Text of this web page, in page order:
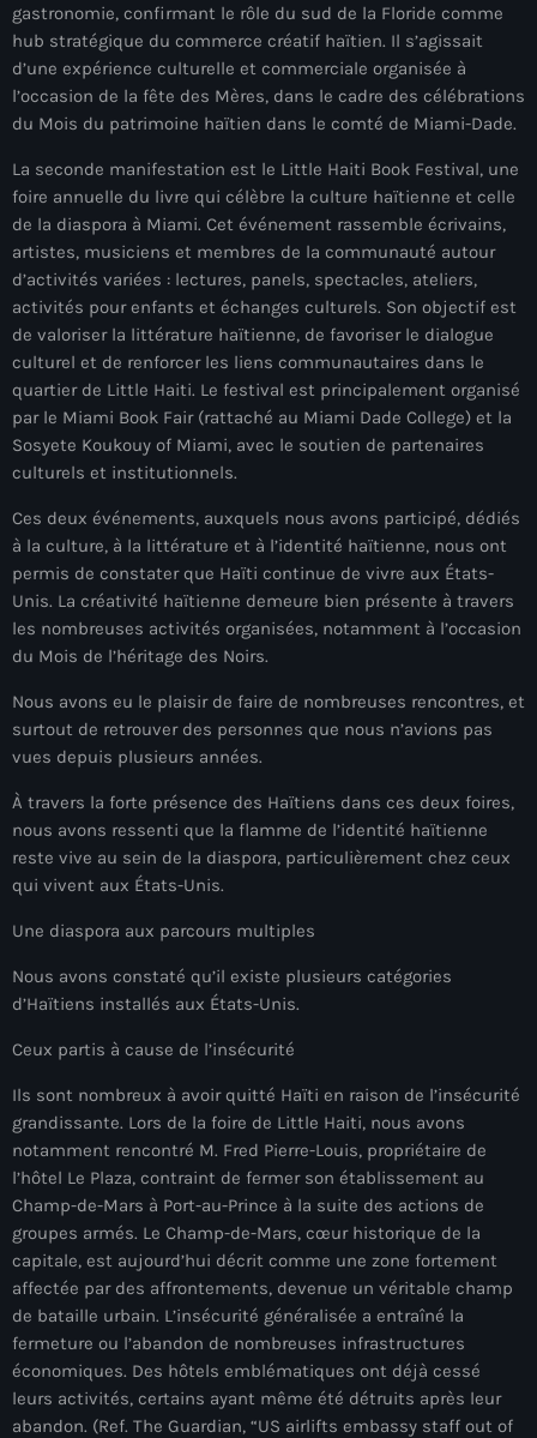
juin 2025
mai 2025
avril 2025
mars 2025
février 2025
janvier 2025
décembre 2024
novembre 2024
octobre 2024
septembre 2024
juillet 2024
juin 2024
mai 2024
Catégories
: Internet Haiti
‘Pwogram Biden
#HPK
#KPK
#NouBoukeTann
#Woyyycolumn
1804 Renaissance
1937 parsley massacre
2024 election
2024 Elections
2024 Paris Olympics
gastronomie, confirmant le rôle du sud de la Floride comme
hub stratégique du commerce créatif haïtien. Il s’agissait
d’une expérience culturelle et commerciale organisée à
l’occasion de la fête des Mères, dans le cadre des célébrations
du Mois du patrimoine haïtien dans le comté de Miami-Dade.
La seconde manifestation est le Little Haiti Book Festival, une
foire annuelle du livre qui célèbre la culture haïtienne et celle
de la diaspora à Miami. Cet événement rassemble écrivains,
artistes, musiciens et membres de la communauté autour
d’activités variées : lectures, panels, spectacles, ateliers,
activités pour enfants et échanges culturels. Son objectif est
de valoriser la littérature haïtienne, de favoriser le dialogue
culturel et de renforcer les liens communautaires dans le
quartier de Little Haiti. Le festival est principalement organisé
par le Miami Book Fair (rattaché au Miami Dade College) et la
Sosyete Koukouy of Miami, avec le soutien de partenaires
culturels et institutionnels.
Ces deux événements, auxquels nous avons participé, dédiés
à la culture, à la littérature et à l’identité haïtienne, nous ont
permis de constater que Haïti continue de vivre aux États-
Unis. La créativité haïtienne demeure bien présente à travers
les nombreuses activités organisées, notamment à l’occasion
du Mois de l’héritage des Noirs.
Nous avons eu le plaisir de faire de nombreuses rencontres, et
surtout de retrouver des personnes que nous n’avions pas
vues depuis plusieurs années.
À travers la forte présence des Haïtiens dans ces deux foires,
nous avons ressenti que la flamme de l’identité haïtienne
reste vive au sein de la diaspora, particulièrement chez ceux
qui vivent aux États-Unis.
Une diaspora aux parcours multiples
Nous avons constaté qu’il existe plusieurs catégories
d’Haïtiens installés aux États-Unis.
Ceux partis à cause de l’insécurité
Ils sont nombreux à avoir quitté Haïti en raison de l’insécurité
grandissante. Lors de la foire de Little Haiti, nous avons
notamment rencontré M. Fred Pierre-Louis, propriétaire de
l’hôtel Le Plaza, contraint de fermer son établissement au
Champ-de-Mars à Port-au-Prince à la suite des actions de
groupes armés. Le Champ-de-Mars, cœur historique de la
capitale, est aujourd’hui décrit comme une zone fortement
affectée par des affrontements, devenue un véritable champ
de bataille urbain. L’insécurité généralisée a entraîné la
fermeture ou l’abandon de nombreuses infrastructures
économiques. Des hôtels emblématiques ont déjà cessé
leurs activités, certains ayant même été détruits après leur
abandon. (Ref. The Guardian, “US airlifts embassy staff out of